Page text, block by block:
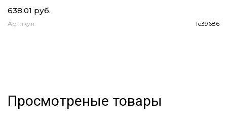
638.01 руб.
Артикул fe39686
Просмотреные товары